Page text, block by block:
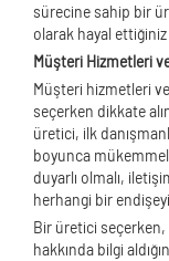
sürecine sahip bir
olarak hayal
Müşteri Hizmetleri
Müşteri hizmetleri
seçerken dikkate
üretici, ilk
boyunca mükemmel
duyarlı olmalı,
herhangi bir
Bir üretici
hakkında bilgi